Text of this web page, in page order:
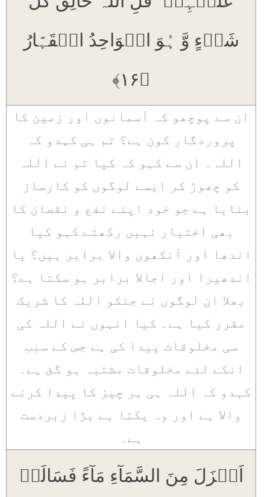
شَیۡءٍ وَّ ہُوَ الۡوَاحِدُ الۡقَہَّارُ
﴿۱۶﴾
ان سے پوچھو کہ آسمانوں اور زمین کا
پروردگار کون ہے؟ تم ہی کہدو کہ
اللہ۔ ان سے کہو کہ کیا تم نے اللہ
کو چھوڑ کر ایسے لوگوں کو کارساز
بنایا ہے جو خود اپنے نفع و نقصان کا
بھی اختیار نہیں رکھتے کہو کیا
اندھا اور آنکھوں والا برابر ہیں؟ یا
اندھیرا اور اجالا برابر ہو سکتا ہے؟
بھلا ان لوگوں نے جنکو اللہ کا شریک
مقرر کیا ہے۔ کیا انہوں نے اللہ کی
سی مخلوقات پیدا کی ہے جس کے سبب
انکے لئے مخلوقات مشتبہ ہو گئ ہے۔
کہدو کہ اللہ ہی ہر چیز کا پیدا کرنے
والا ہے اور وہ یکتا ہے بڑا زبردست
ہے۔
اَنۡزَلَ مِنَ السَّمَآءِ مَآءً فَسَالَتۡ